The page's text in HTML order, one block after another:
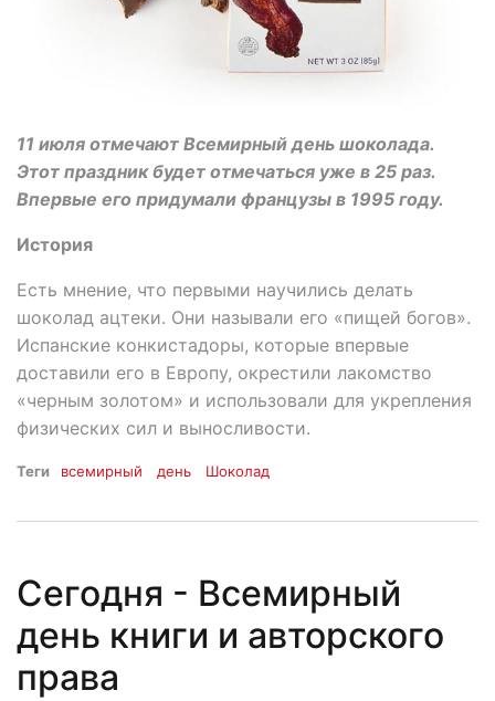
11 июля отмечают Всемирный день шоколада.
Этот праздник будет отмечаться уже в 25 раз.
Впервые его придумали французы в 1995 году.
История
Есть мнение, что первыми научились делать
шоколад ацтеки. Они называли его «пищей богов».
Испанские конкистадоры, которые впервые
доставили его в Европу, окрестили лакомство
«черным золотом» и использовали для укрепления
физических сил и выносливости.
Теги всемирный день Шоколад
Сегодня - Всемирный
день книги и авторского
права